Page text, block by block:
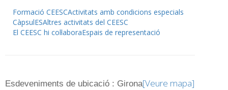
Formació CEESCActivitats amb condicions especials
CàpsulESAltres activitats del CEESC
El CEESC hi col·laboraEspais de representació
Esdeveniments de ubicació : Girona[Veure mapa]